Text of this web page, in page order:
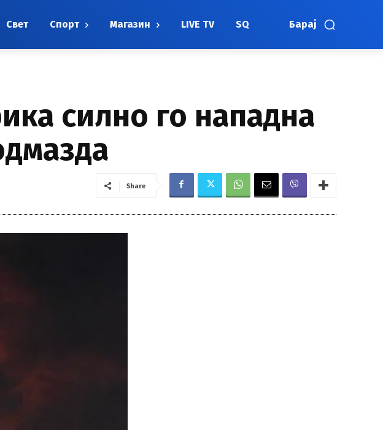
Барај
Свет Спорт Магазин LIVE TV SQ
силно го нападна
Share